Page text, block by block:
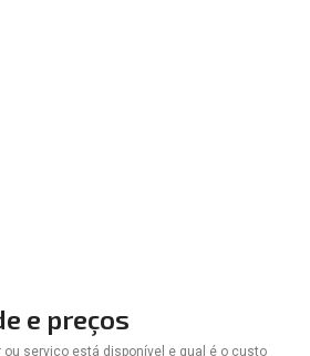
e preços
ou serviço está disponível e qual é o custo